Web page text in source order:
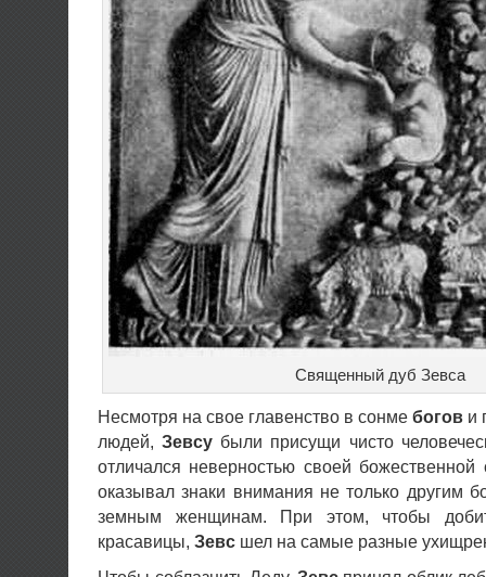
Священный дуб Зевса
Несмотря на свое главенство в сонме богов и
людей,Зевсу были присущи чисто
отличался неверностью своей божественной
оказывал знаки внимания не только другим
земным женщинам. При этом, чтобы
красавицы, Зевс шел на самые разные